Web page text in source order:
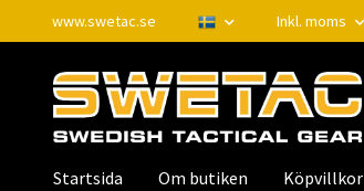
www.swetac.se Inkl. moms
Startsida Om butiken Köpvillkor